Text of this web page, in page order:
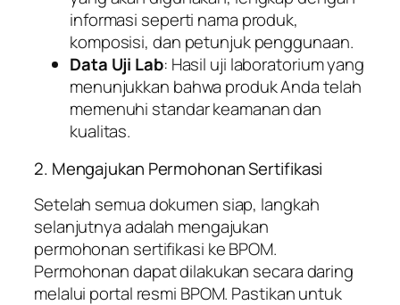
informasi seperti nama produk,
komposisi, dan petunjuk penggunaan.
Data Uji Lab: Hasil uji laboratorium yang
menunjukkan bahwa produk Anda telah
memenuhi standar keamanan dan
kualitas.
2. Mengajukan Permohonan Sertifikasi
Setelah semua dokumen siap, langkah
selanjutnya adalah mengajukan
permohonan sertifikasi ke BPOM.
Permohonan dapat dilakukan secara daring
melalui portal resmi BPOM. Pastikan untuk